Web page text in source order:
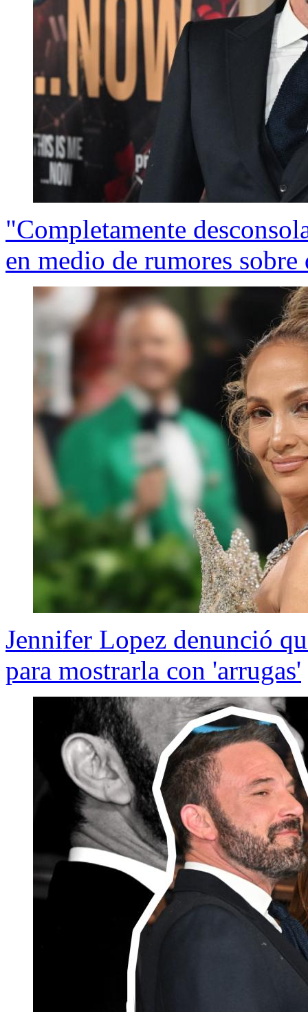
"Completamente
en medio de rumores
Jennifer Lopez denunció
para mostrarla con 'arrugas'